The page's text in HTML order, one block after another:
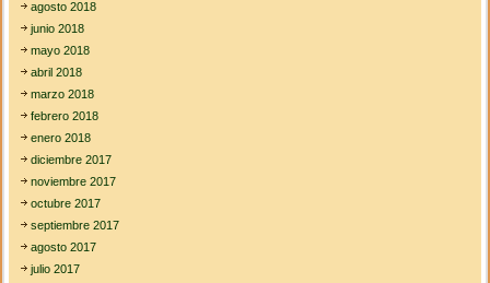
agosto 2018
junio 2018
mayo 2018
abril 2018
marzo 2018
febrero 2018
enero 2018
diciembre 2017
noviembre 2017
octubre 2017
septiembre 2017
agosto 2017
julio 2017